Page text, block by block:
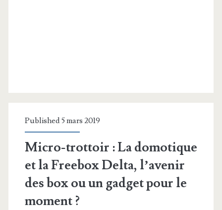
Published 5 mars 2019
Micro-trottoir : La domotique
et la Freebox Delta, l’avenir
des box ou un gadget pour le
moment ?